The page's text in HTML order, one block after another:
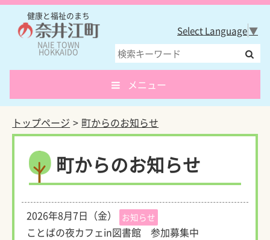
健康と福祉のまち
NAIE TOWN
HOKKAIDO
Select Language▼
メニュー
トップページ 町からのお知らせ
町からのお知らせ
2026年8月7日（金） お知らせ
ことばの夜カフェin図書館 参加募集中